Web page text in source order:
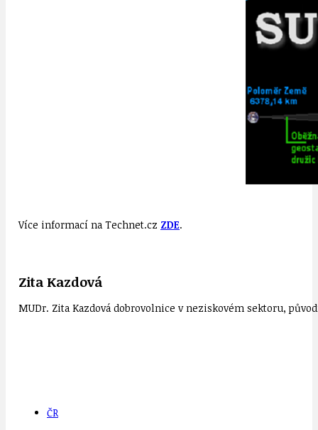
Více informací na Technet.cz ZDE.
Zita Kazdová
MUDr. Zita Kazdová dobrovolnice v neziskovém sektoru,
ČR